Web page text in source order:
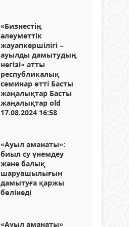
«Бизнестің
әлеуметтік
жауапкершілігі –
ауылды дамытудың
негізі» атты
республикалық
семинар өтті Басты
жаңалықтар Басты
жаңалықтар old
17.08.2024 16:58
«Ауыл аманаты»:
биыл су үнемдеу
және балық
шаруашылығын
дамытуға қаржы
бөлінеді
«Ауыл аманаты»